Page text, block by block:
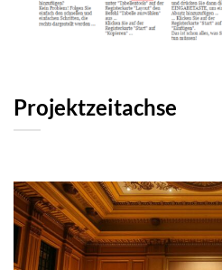
Projektzeitachse